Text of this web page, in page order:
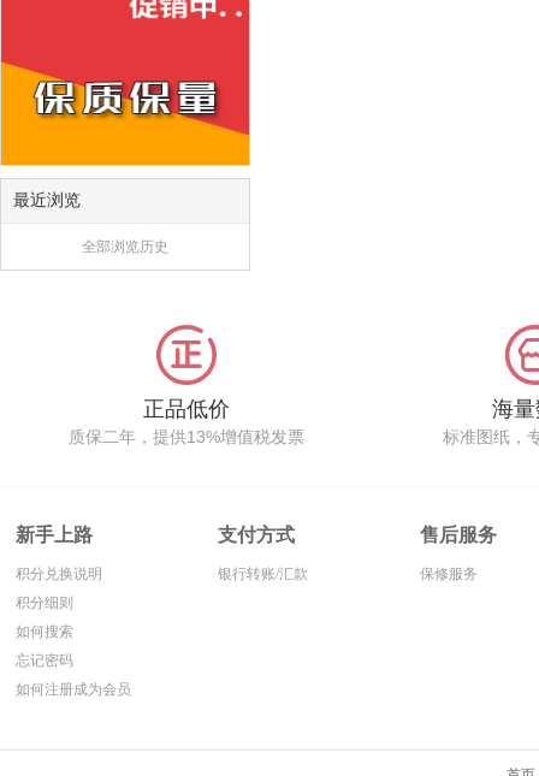
最近浏览
全部浏览历史
正品低价
质保二年，提供13%增值税发票
海
标准图纸，
新手上路
积分兑换说明
积分细则
如何搜索
忘记密码
如何注册成为会员
支付方式
银行转账/汇款
售后服务
保修服务